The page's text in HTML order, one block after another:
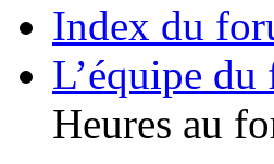
Index du
L’équipe du
Heures au